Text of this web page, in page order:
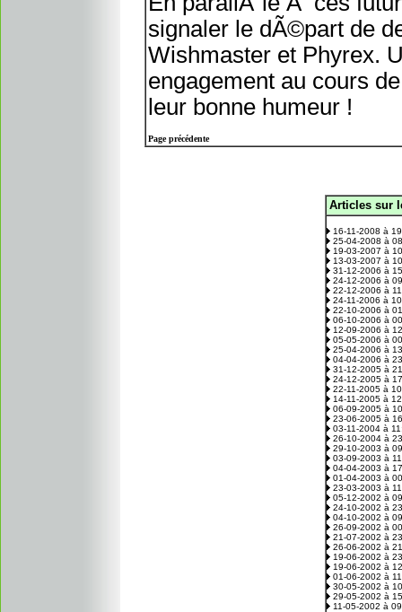
signaler le dÃ©part de
Wishmaster et Phyrex.
engagement au cours
leur bonne humeur !
Page précédente
Articles sur
16-11-2008 à
25-04-2008 à
19-03-2007 à
13-03-2007 à
31-12-2006 à
24-12-2006 à
22-12-2006 à
24-11-2006 à
22-10-2006 à
06-10-2006 à
12-09-2006 à
05-05-2006 à
25-04-2006 à
04-04-2006 à
31-12-2005 à
24-12-2005 à
22-11-2005 à
14-11-2005 à
06-09-2005 à
23-06-2005 à
03-11-2004 à
26-10-2004 à
29-10-2003 à
03-09-2003 à
04-04-2003 à
01-04-2003 à
23-03-2003 à
05-12-2002 à
24-10-2002 à
04-10-2002 à
26-09-2002 à
21-07-2002 à
26-06-2002 à
19-06-2002 à
19-06-2002 à
01-06-2002 à
30-05-2002 à
29-05-2002 à
11-05-2002 à